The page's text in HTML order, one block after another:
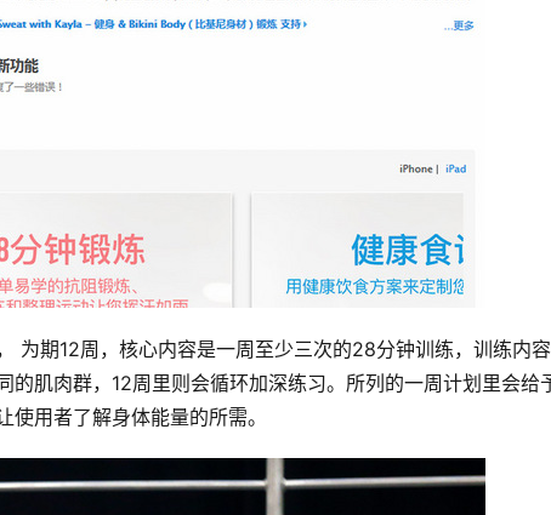
为期12周，核心内容是一周至少三次的28分钟训练，训练内
的肌肉群，12周里则会循环加深练习。所列的一周计划里会给
用者了解身体能量的所需。